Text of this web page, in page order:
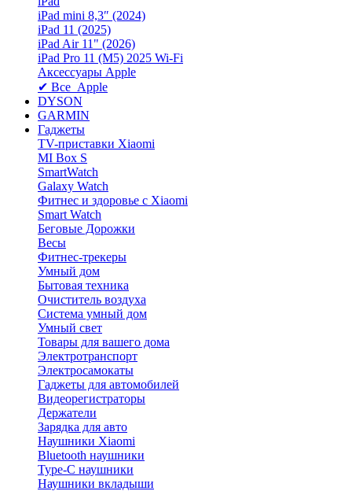
iPad mini 8,3″ (2024)
iPad 11 (2025)
iPad Air 11" (2026)
iPad Pro 11 (M5) 2025 Wi-Fi
Аксессуары Apple
✔ Все Apple
DYSON
GARMIN
Гаджеты
TV-приставки Xiaomi
MI Box S
SmartWatch
Galaxy Watch
Фитнес и здоровье с Xiaomi
Smart Watch
Беговые Дорожки
Весы
Фитнес-трекеры
Умный дом
Бытовая техника
Очиститель воздуха
Система умный дом
Умный свет
Товары для вашего дома
Электротранспорт
Электросамокаты
Гаджеты для автомобилей
Видеорегистраторы
Держатели
Зарядка для авто
Наушники Xiaomi
Bluetooth наушники
Type-C наушники
Наушники вкладыши